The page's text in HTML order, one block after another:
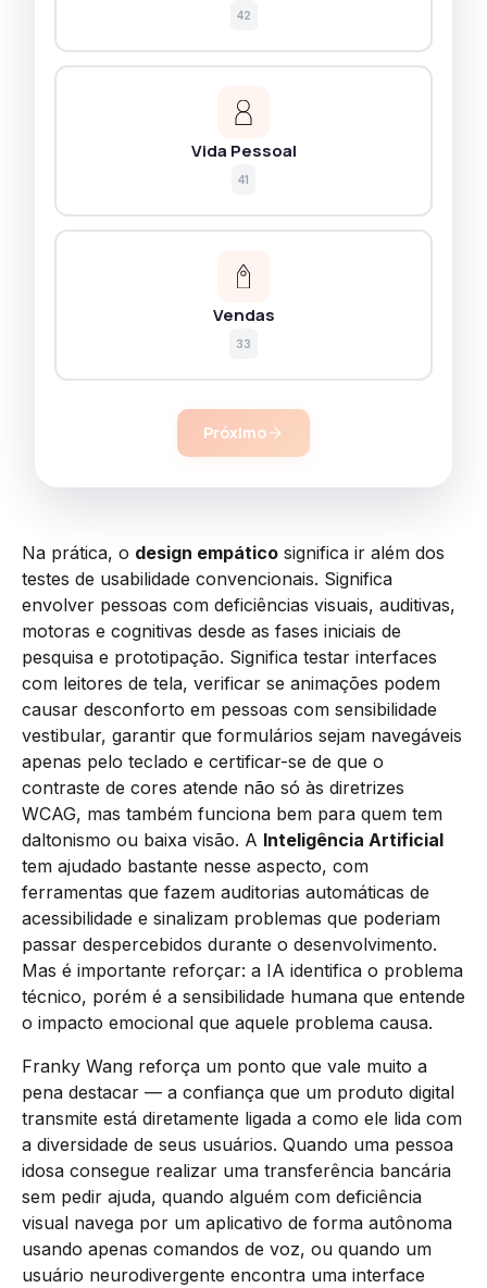
42
Vida Pessoal
41
Vendas
33
Próximo
Na prática, o design empático significa ir além dos
testes de usabilidade convencionais. Significa
envolver pessoas com deficiências visuais, auditivas,
motoras e cognitivas desde as fases iniciais de
pesquisa e prototipação. Significa testar interfaces
com leitores de tela, verificar se animações podem
causar desconforto em pessoas com sensibilidade
vestibular, garantir que formulários sejam navegáveis
apenas pelo teclado e certificar-se de que o
contraste de cores atende não só às diretrizes
WCAG, mas também funciona bem para quem tem
daltonismo ou baixa visão. A Inteligência Artificial
tem ajudado bastante nesse aspecto, com
ferramentas que fazem auditorias automáticas de
acessibilidade e sinalizam problemas que poderiam
passar despercebidos durante o desenvolvimento.
Mas é importante reforçar: a IA identifica o problema
técnico, porém é a sensibilidade humana que entende
o impacto emocional que aquele problema causa.
Franky Wang reforça um ponto que vale muito a
pena destacar — a confiança que um produto digital
transmite está diretamente ligada a como ele lida com
a diversidade de seus usuários. Quando uma pessoa
idosa consegue realizar uma transferência bancária
sem pedir ajuda, quando alguém com deficiência
visual navega por um aplicativo de forma autônoma
usando apenas comandos de voz, ou quando um
usuário neurodivergente encontra uma interface